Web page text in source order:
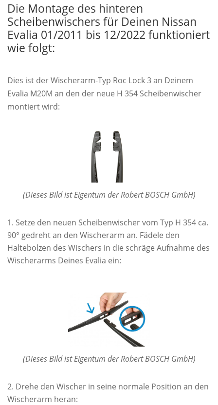
Die Montage des hinteren
Scheibenwischers für Deinen Nissan
Evalia 01/2011 bis 12/2022 funktioniert
wie folgt:
Dies ist der Wischerarm-Typ Roc Lock 3 an Deinem
Evalia M20M an den der neue H 354 Scheibenwischer
montiert wird:
(Dieses Bild ist Eigentum der Robert BOSCH GmbH)
Setze den neuen Scheibenwischer vom Typ H 354 ca.
90° gedreht an den Wischerarm an. Fädele den
Haltebolzen des Wischers in die schräge Aufnahme des
Wischerarms Deines Evalia ein:
(Dieses Bild ist Eigentum der Robert BOSCH GmbH)
Drehe den Wischer in seine normale Position an den
Wischerarm heran: